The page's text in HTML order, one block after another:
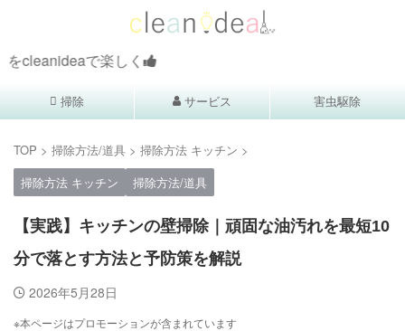
楽しく
掃除 サービス 害虫駆除
TOP > 掃除方法/道具 > 掃除方法 キッチン >
掃除方法 キッチン
掃除方法/道具
【実践】キッチンの壁掃除｜頑固な油汚れを最短10
分で落とす方法と予防策を解説
2026年5月28日
※本ページはプロモーションが含まれています